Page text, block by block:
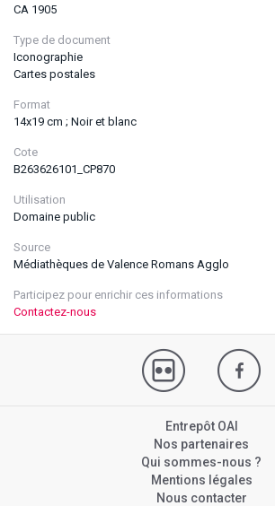
CA 1905
Type de document
Iconographie
Cartes postales
Format
14x19 cm ; Noir et blanc
Cote
B263626101_CP870
Utilisation
Domaine public
Source
Médiathèques de Valence Romans Agglo
Participez pour enrichir ces informations
Contactez-nous
Entrepôt OAI
Nos partenaires
Qui sommes-nous ?
Mentions légales
Nous contacter